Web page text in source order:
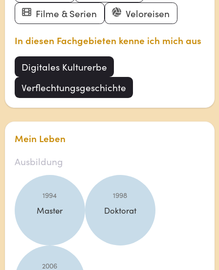
Filme & Serien
Veloreisen
In diesen Fachgebieten kenne ich mich aus
Digitales Kulturerbe
Verflechtungsgeschichte
Mein Leben
Ausbildung
1994
Master
1998
Doktorat
2006